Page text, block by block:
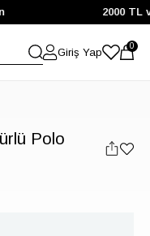
2000 TL
Giriş Yap
0
Polo